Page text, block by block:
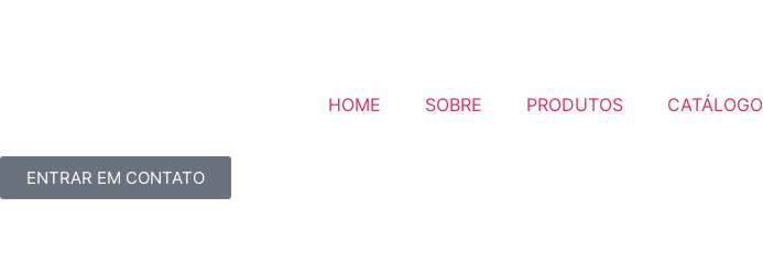
HOME SOBRE PRODUTOS CATÁLOGO
ENTRAR EM CONTATO